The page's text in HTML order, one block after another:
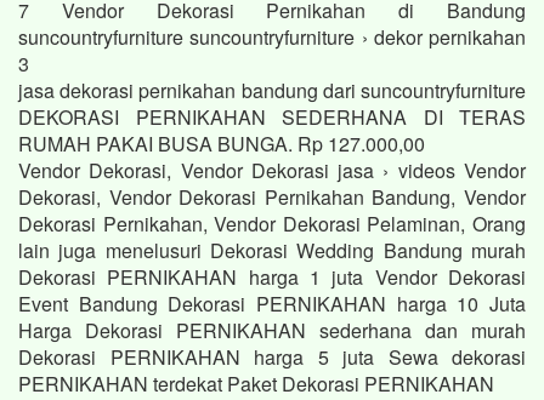
7 Vendor Dekorasi Pernikahan di Bandung
suncountryfurniture suncountryfurniture › dekor pernikahan
3
jasa dekorasi pernikahan bandung dari suncountryfurniture
DEKORASI PERNIKAHAN SEDERHANA DI TERAS
RUMAH PAKAI BUSA BUNGA. Rp 127.000,00
Vendor Dekorasi, Vendor Dekorasi jasa › videos Vendor
Dekorasi, Vendor Dekorasi Pernikahan Bandung, Vendor
Dekorasi Pernikahan, Vendor Dekorasi Pelaminan, Orang
lain juga menelusuri Dekorasi Wedding Bandung murah
Dekorasi PERNIKAHAN harga 1 juta Vendor Dekorasi
Event Bandung Dekorasi PERNIKAHAN harga 10 Juta
Harga Dekorasi PERNIKAHAN sederhana dan murah
Dekorasi PERNIKAHAN harga 5 juta Sewa dekorasi
PERNIKAHAN terdekat Paket Dekorasi PERNIKAHAN